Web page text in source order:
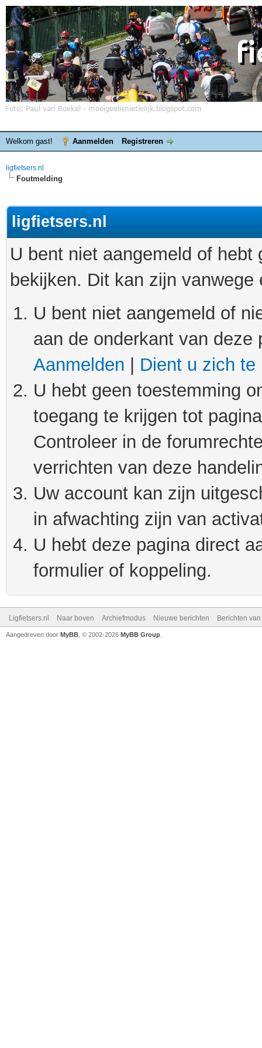
Welkom gast! Aanmelden Registreren
ligfietsers.nl
Foutmelding
ligfietsers.nl
U bent niet aangemeld of
bekijken. Dit kan zijn
U bent niet aangemeld of
aan de onderkant van
Aanmelden
Dient u zich te
U hebt geen toestemming
toegang te krijgen tot
Controleer in de
verrichten van deze
Uw account kan zijn
in afwachting zijn van
U hebt deze pagina direct
formulier of koppeling.
Ligfietsers.nl Naar boven Archiefmodus Nieuwe berichten Berichten
Aangedreven door MyBB , © 2002-2026 MyBB Group